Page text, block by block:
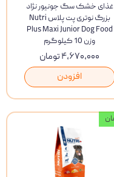
غذای خشک سگ جونیور نژاد
بزرگ نوتری پت پلاس Nutri
Plus Maxi Junior Dog Food
وزن 10 کیلوگرم
۴,۶۷۰,۰۰۰ تومان
افزودن